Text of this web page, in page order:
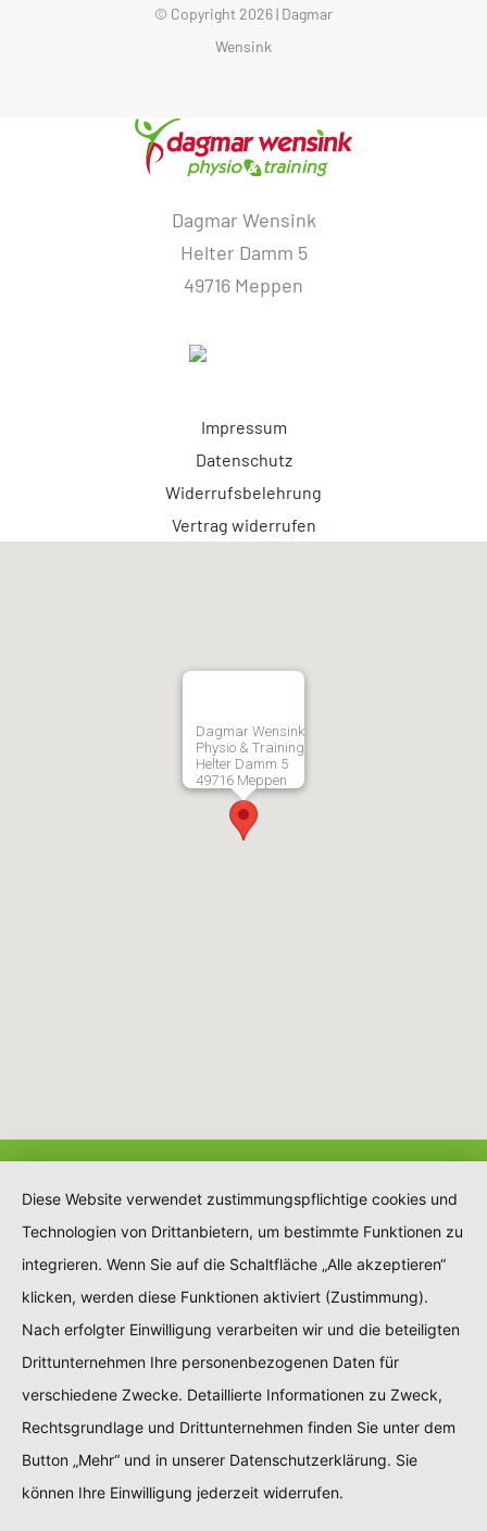
© Copyright 2026 | Dagmar
Wensink
Dagmar Wensink
Helter Damm 5
49716 Meppen
Impressum
Datenschutz
Widerrufsbelehrung
Vertrag widerrufen
Dagmar Wensink
Physio & Training
Helter Damm 5
49716 Meppen
Diese Website verwendet zustimmungspflichtige cookies und
Technologien von Drittanbietern, um bestimmte Funktionen zu
integrieren. Wenn Sie auf die Schaltfläche „Alle akzeptieren“
klicken, werden diese Funktionen aktiviert (Zustimmung).
Nach erfolgter Einwilligung verarbeiten wir und die beteiligten
Drittunternehmen Ihre personenbezogenen Daten für
verschiedene Zwecke. Detaillierte Informationen zu Zweck,
Rechtsgrundlage und Drittunternehmen finden Sie unter dem
Button „Mehr“ und in unserer Datenschutzerklärung. Sie
können Ihre Einwilligung jederzeit widerrufen.